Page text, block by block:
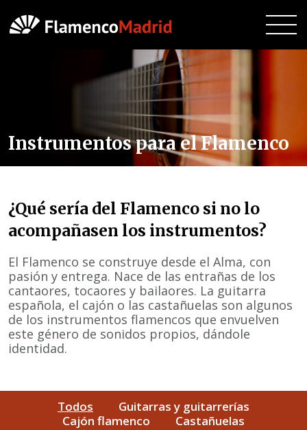
Instrumentos para el Flamenco
¿Qué sería del Flamenco si no lo
acompañasen los instrumentos?
El Flamenco se construye desde el Alma, con
pasión y entrega. Nace de las entrañas de los
cantaores, tocaores y bailaores. La guitarra
española, el cajón o las castañuelas son algunos
de los instrumentos flamencos que envuelven
este género de sonidos propios, dándole
identidad.
Todos
Guitarras y guitarrerías
Cajón flamenco
Castañuelas